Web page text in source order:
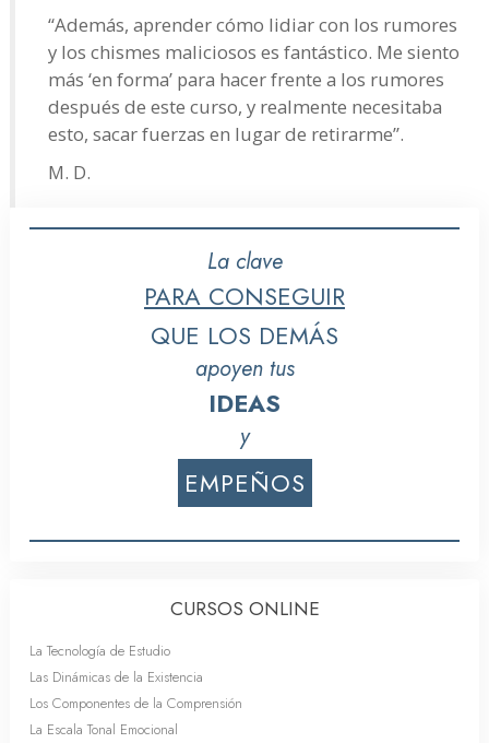
“Además, aprender cómo lidiar con los rumores
y los chismes maliciosos es fantástico. Me siento
más ‘en forma’ para hacer frente a los rumores
después de este curso, y realmente necesitaba
esto, sacar fuerzas en lugar de retirarme”.
M. D.
La clave
PARA CONSEGUIR
QUE LOS DEMÁS
apoyen tus
IDEAS
y
EMPEÑOS
CURSOS ONLINE
La Tecnología de Estudio
Las Dinámicas de la Existencia
Los Componentes de la Comprensión
La Escala Tonal Emocional